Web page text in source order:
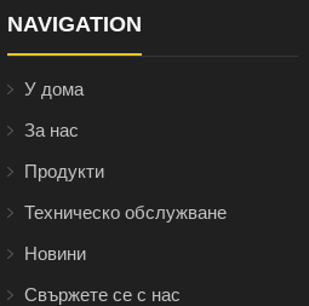
NAVIGATION
У дома
За нас
Продукти
Техническо обслужване
Новини
Свържете се с нас